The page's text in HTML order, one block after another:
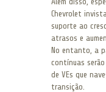
Chevrolet
suporte ao
atrasos e
No entanto, a
contínuas
de VEs que
transição.